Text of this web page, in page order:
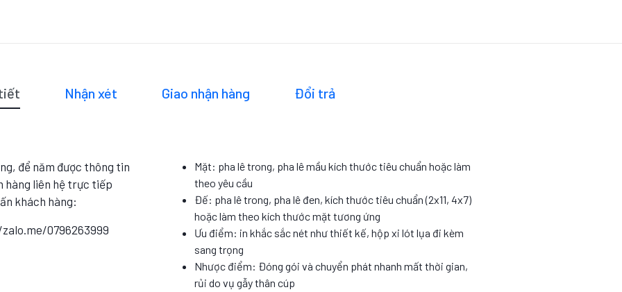
Nhận xét Giao nhận hàng Đổi trả
để năm được thông tin
hàng liên hệ trực tiếp
khách hàng:
0796263999
Mặt: pha lê trong, pha lê mầu kích thước tiêu chuẩn hoặc làm
theo yêu cầu
Đế: pha lê trong, pha lê đen, kích thước tiêu chuẩn (2x11, 4x7)
hoặc làm theo kích thước mặt tương ứng
Ưu điểm: in khắc sắc nét như thiết kế, hộp xi lót lụa đi kèm
sang trọng
Nhược điểm: Đóng gói và chuyển phát nhanh mất thời gian,
rủi do vụ gẫy thân cúp